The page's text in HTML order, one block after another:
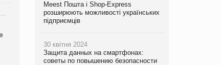
Bosch заявила про повне
на складі після російської
атаки
expert від власної ТМ
Meest Пошта і Shop-Express
розширюють можливості українських
підприємців
30 квітня 2024
Защита данных на смартфонах:
советы по повышению безопасности